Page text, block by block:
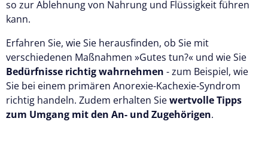
so zur Ablehnung von Nahrung und Flüssigkeit führen
kann.
Erfahren Sie, wie Sie herausfinden, ob Sie mit
verschiedenen Maßnahmen »Gutes tun?« und wie Sie
Bedürfnisse richtig wahrnehmen - zum Beispiel, wie
Sie bei einem primären Anorexie-Kachexie-Syndrom
richtig handeln. Zudem erhalten Siewertvolle Tipps
zum Umgang mit den An- und Zugehörigen.